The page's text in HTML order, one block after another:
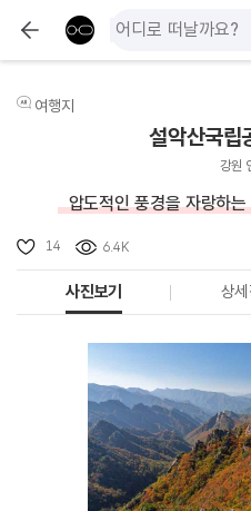
여행지
설악산국립
강원
압도적인 풍경을 자랑하
14 6.4K
사진보기 상